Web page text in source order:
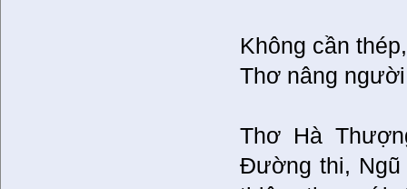
Không cần
Thơ nâng
Thơ Hà
Đường thi, Ngũ